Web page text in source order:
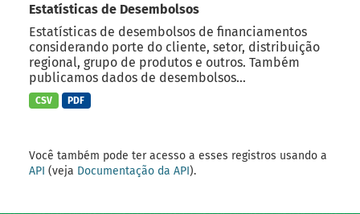
Estatísticas de Desembolsos
Estatísticas de desembolsos de financiamentos
considerando porte do cliente, setor, distribuição
regional, grupo de produtos e outros. Também
publicamos dados de desembolsos...
CSV PDF
Você também pode ter acesso a esses registros usando a
API (veja Documentação da API).